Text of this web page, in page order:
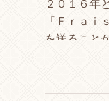
２０１６年
「Ｆｒａ
を送ること
おります。
月３１日（
いておりま